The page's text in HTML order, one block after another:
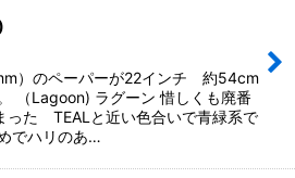
絞り込む
）のペーパーが22インチ 約54cm
（Lagoon) ラグーン 惜しくも廃番
った TEALと近い色合いで青緑系で
でハリのあ…